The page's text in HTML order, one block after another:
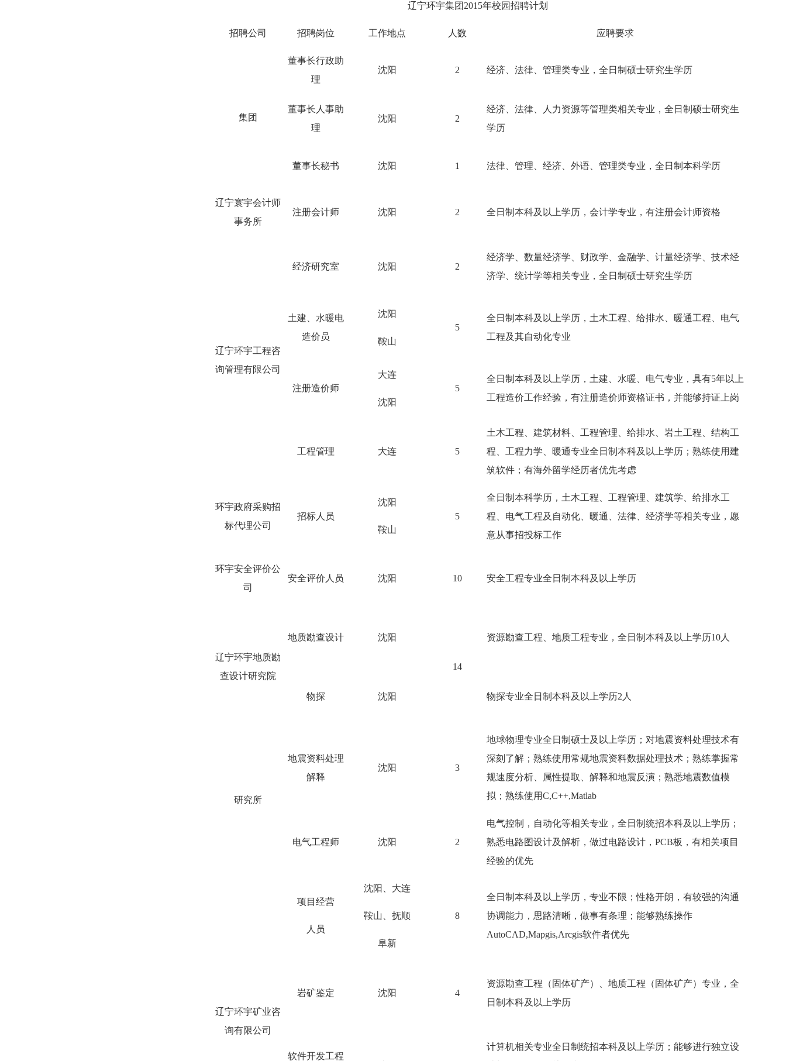
辽宁环宇集团2015年校园招聘计划
招聘公司 招聘岗位 工作地点 人数 应聘要求
集团
董事长行政助
理
沈阳 2 经济、法律、管理类专业，全日制硕士研究生学历
董事长人事助
理
沈阳 2
经济、法律、人力资源等管理类相关专业，全日制硕士研究生
学历
董事长秘书 沈阳 1 法律、管理、经济、外语、管理类专业，全日制本科学历
辽宁寰宇会计师
事务所
注册会计师 沈阳 2 全日制本科及以上学历，会计学专业，有注册会计师资格
辽宁环宇工程咨
询管理有限公司
经济研究室 沈阳 2
经济学、数量经济学、财政学、金融学、计量经济学、技术经
济学、统计学等相关专业，全日制硕士研究生学历
土建、水暖电
造价员
沈阳
鞍山
5
全日制本科及以上学历，土木工程、给排水、暖通工程、电气
工程及其自动化专业
注册造价师
大连
沈阳
5
全日制本科及以上学历，土建、水暖、电气专业，具有5年以上
工程造价工作经验，有注册造价师资格证书，并能够持证上岗
工程管理 大连 5
土木工程、建筑材料、工程管理、给排水、岩土工程、结构工
程、工程力学、暖通专业全日制本科及以上学历；熟练使用建
筑软件；有海外留学经历者优先考虑
环宇政府采购招
标代理公司
招标人员
沈阳
鞍山
5
全日制本科学历，土木工程、工程管理、建筑学、给排水工
程、电气工程及自动化、暖通、法律、经济学等相关专业，愿
意从事招投标工作
环宇安全评价公
司
安全评价人员 沈阳 10 安全工程专业全日制本科及以上学历
辽宁环宇地质勘
查设计研究院
地质勘查设计 沈阳
14
资源勘查工程、地质工程专业，全日制本科及以上学历10人
物探 沈阳 物探专业全日制本科及以上学历2人
研究所
地震资料处理
解释
沈阳 3
地球物理专业全日制硕士及以上学历；对地震资料处理技术有
深刻了解；熟练使用常规地震资料数据处理技术；熟练掌握常
规速度分析、属性提取、解释和地震反演；熟悉地震数值模
拟；熟练使用C,C++,Matlab
电气工程师 沈阳 2
电气控制，自动化等相关专业，全日制统招本科及以上学历；
熟悉电路图设计及解析，做过电路设计，PCB板，有相关项目
经验的优先
辽宁环宇矿业咨
询有限公司
项目经营
人员
沈阳、大连
鞍山、抚顺
阜新
8
全日制本科及以上学历，专业不限；性格开朗，有较强的沟通
协调能力，思路清晰，做事有条理；能够熟练操作
AutoCAD,Mapgis,Arcgis软件者优先
岩矿鉴定 沈阳 4
资源勘查工程（固体矿产）、地质工程（固体矿产）专业，全
日制本科及以上学历
软件开发工程
计算机相关专业全日制统招本科及以上学历；能够进行独立设